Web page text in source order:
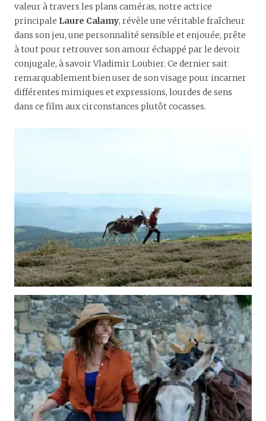
valeur à travers les plans caméras, notre actrice
principale Laure Calamy, révèle une véritable fraîcheur
dans son jeu, une personnalité sensible et enjouée, prête
à tout pour retrouver son amour échappé par le devoir
conjugale, à savoir Vladimir Loubier. Ce dernier sait
remarquablement bien user de son visage pour incarner
différentes mimiques et expressions, lourdes de sens
dans ce film aux circonstances plutôt cocasses.